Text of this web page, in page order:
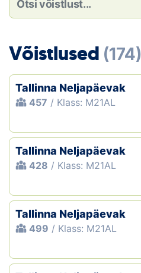
Loha
Galerii
Kalender
Tule klubisse!
Tulemused
Dokumendid
Võistlused (174)
Tallinna Neljapäevak
457 / Klass: M21AL
Tallinna Neljapäevak
428 / Klass: M21AL
Tallinna Neljapäevak
499 / Klass: M21AL